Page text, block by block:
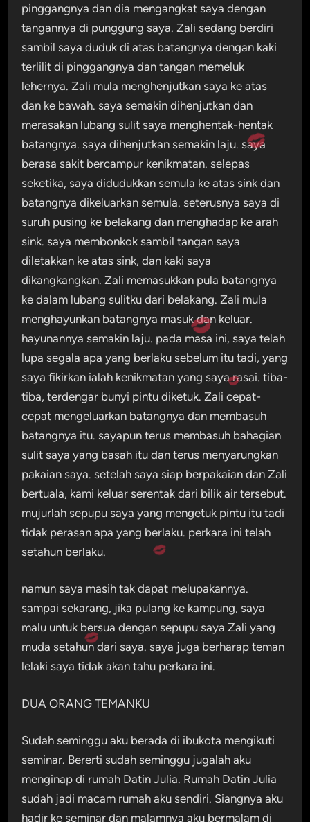
pinggangnya dan dia mengangkat saya dengan
tangannya di punggung saya. Zali sedang berdiri
sambil saya duduk di atas batangnya dengan kaki
terlilit di pinggangnya dan tangan memeluk
lehernya. Zali mula menghenjutkan saya ke atas
dan ke bawah. saya semakin dihenjutkan dan
merasakan lubang sulit saya menghentak-hentak
batangnya. saya dihenjutkan semakin laju. saya
berasa sakit bercampur kenikmatan. selepas
seketika, saya didudukkan semula ke atas sink dan
batangnya dikeluarkan semula. seterusnya saya di
suruh pusing ke belakang dan menghadap ke arah
sink. saya membonkok sambil tangan saya
diletakkan ke atas sink, dan kaki saya
dikangkangkan. Zali memasukkan pula batangnya
ke dalam lubang sulitku dari belakang. Zali mula
menghayunkan batangnya masuk dan keluar.
hayunannya semakin laju. pada masa ini, saya telah
lupa segala apa yang berlaku sebelum itu tadi, yang
saya fikirkan ialah kenikmatan yang saya rasai. tiba-
tiba, terdengar bunyi pintu diketuk. Zali cepat-
cepat mengeluarkan batangnya dan membasuh
batangnya itu. sayapun terus membasuh bahagian
sulit saya yang basah itu dan terus menyarungkan
pakaian saya. setelah saya siap berpakaian dan Zali
bertuala, kami keluar serentak dari bilik air tersebut.
mujurlah sepupu saya yang mengetuk pintu itu tadi
tidak perasan apa yang berlaku. perkara ini telah
setahun berlaku.
namun saya masih tak dapat melupakannya.
sampai sekarang, jika pulang ke kampung, saya
malu untuk bersua dengan sepupu saya Zali yang
muda setahun dari saya. saya juga berharap teman
lelaki saya tidak akan tahu perkara ini.
DUA ORANG TEMANKU
Sudah seminggu aku berada di ibukota mengikuti
seminar. Bererti sudah seminggu jugalah aku
menginap di rumah Datin Julia. Rumah Datin Julia
sudah jadi macam rumah aku sendiri. Siangnya aku
hadir ke seminar dan malamnya aku bermalam di